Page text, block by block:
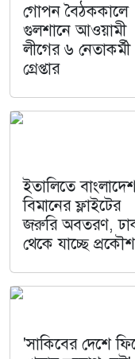
গোপন বৈঠককালে
গুলশানে আওয়ামী
লীগের ৬ নেতাকর্মী
গ্রেপ্তার
ইতালিতে
বিমানের ফ্লাইটের
জরুরি অবতরণ,
থেকে যাচ্ছে
'সাকিবের দেশে